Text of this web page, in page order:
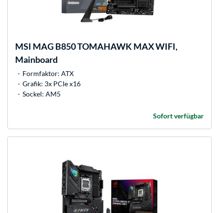
MSI MAG B850 TOMAHAWK MAX WIFI,
Mainboard
Formfaktor: ATX
Grafik: 3x PCIe x16
Sockel: AM5
Sofort verfügbar